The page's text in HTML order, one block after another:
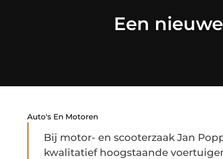
Een
Auto's En Motoren
Bij motor- en scooterzaak Jan
kwalitatief hoogstaande